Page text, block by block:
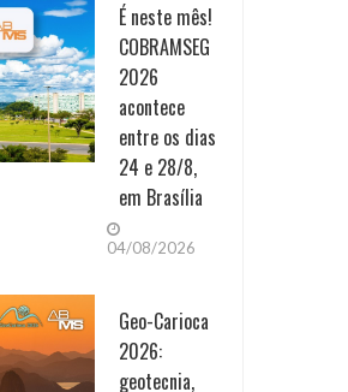
É neste mês!
COBRAMSEG
2026
acontece
entre os dias
24 e 28/8,
em Brasília
04/08/2026
Geo-Carioca
2026:
geotecnia,